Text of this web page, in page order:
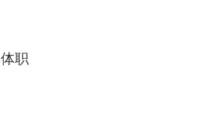
和规章的内容不得与上位